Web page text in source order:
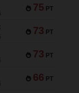
75 PT
73 PT
73 PT
66 PT